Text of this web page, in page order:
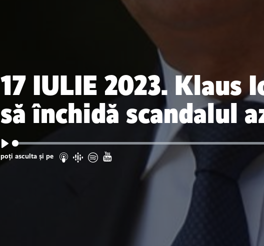
17 IULIE 2023. Klaus
să închidă scandalul
Play
poți asculta și pe